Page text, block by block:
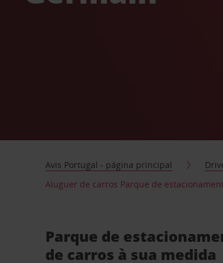
Avis Portugal - página principal
Aluguer de carros Parque de
Parque de
de carros à sua medida